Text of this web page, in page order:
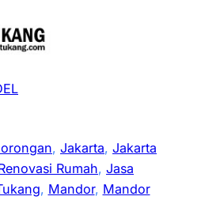
, Jakarta, Jakarta
Rumah, Jasa
, Mandor, Mandor